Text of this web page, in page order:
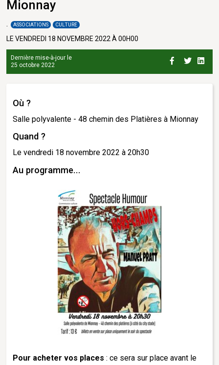
Mionnay
ASSOCIATIONS CULTURE
LE VENDREDI 18 NOVEMBRE 2022 À 00H00
Dernière mise-à-jour le
25 octobre 2022
Où ?
Salle polyvalente - 48 chemin des Platières à Mionnay
Quand ?
Le vendredi 18 novembre 2022 à 20h30
Au programme...
Pour acheter vos places : ce sera sur place avant le